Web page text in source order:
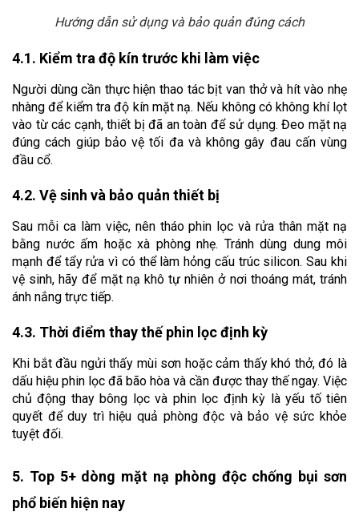
Hướng dẫn sử dụng và bảo quản đúng cách
4.1. Kiểm tra độ kín trước khi làm việc
Người dùng cần thực hiện thao tác bịt van thở và hít vào nhẹ
nhàng để kiểm tra độ kín mặt nạ. Nếu không có không khí lọt
vào từ các cạnh, thiết bị đã an toàn để sử dụng. Đeo mặt nạ
đúng cách giúp bảo vệ tối đa và không gây đau cấn vùng
đầu cổ.
4.2. Vệ sinh và bảo quản thiết bị
Sau mỗi ca làm việc, nên tháo phin lọc và rửa thân mặt nạ
bằng nước ấm hoặc xà phòng nhẹ. Tránh dùng dung môi
mạnh để tẩy rửa vì có thể làm hỏng cấu trúc silicon. Sau khi
vệ sinh, hãy để mặt nạ khô tự nhiên ở nơi thoáng mát, tránh
ánh nắng trực tiếp.
4.3. Thời điểm thay thế phin lọc định kỳ
Khi bắt đầu ngửi thấy mùi sơn hoặc cảm thấy khó thở, đó là
dấu hiệu phin lọc đã bão hòa và cần được thay thế ngay. Việc
chủ động thay bông lọc và phin lọc định kỳ là yếu tố tiên
quyết để duy trì hiệu quả phòng độc và bảo vệ sức khỏe
tuyệt đối.
5. Top 5+ dòng mặt nạ phòng độc chống bụi sơn
phổ biến hiện nay